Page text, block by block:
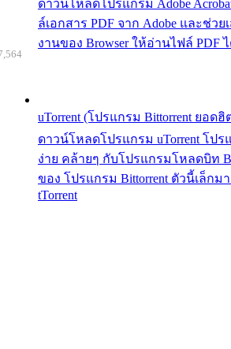
ดาวน์โหลดโปรแกรม Adobe
ล์เอกสาร PDF จาก Adobe และช่ว
งานของ Browser ให้อ่านไฟล์ PDF
uTorrent (โปรแกรม Bittorrent ยอด
ดาวน์โหลดโปรแกรม uTorrent โปร
ง่าย คล้ายๆ กับโปรแกรมโหลดบิท
ของ โปรแกรม Bittorrent ตัวนี้เล็กม
tTorrent